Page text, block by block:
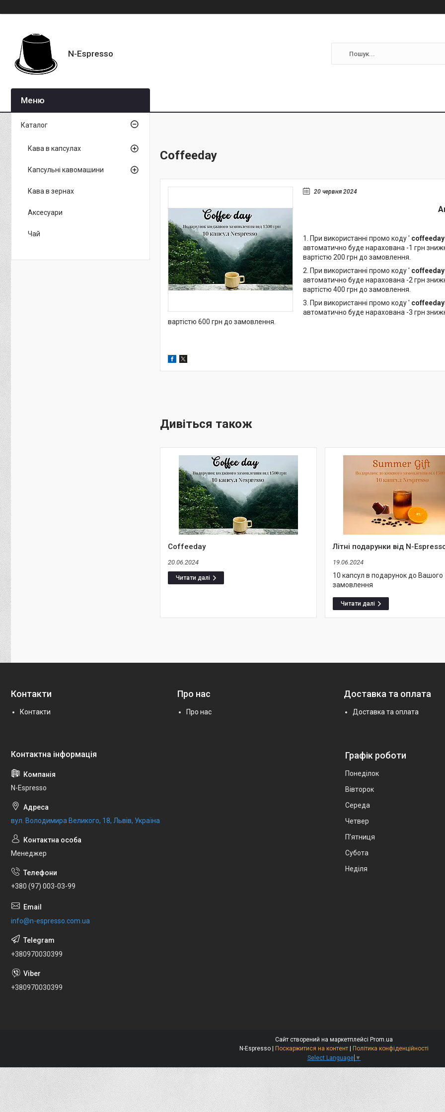
N-Espresso
Coffeeday
20 червня 2024
1. При використанні промо коду '
автоматично буде нарахована -1 грн
вартістю 200 грн до замовлення.
2. При використанні промо коду '
автоматично буде нарахована -2 грн
вартістю 400 грн до замовлення.
3. При використанні промо коду '
автоматично буде нарахована -3 грн
вартістю 600 грн до замовлення.
Coffeeday
20.06.2024
Літні подарунки від N-
19.06.2024
10 капсул в подарунок до Вашого
замовлення
Каталог
Кава в капсулах
Капсульні кавомашини
Кава в зернах
Аксесуари
Чай
Контакти
Контакти
Про нас
Про нас
Доставка та оплата
Доставка та оплата
N-Espresso
вул. Володимира Великого, 18, Львів, Україна
Менеджер
+380 (97) 003-03-99
info@n-espresso.com.ua
+380970030399
+380970030399
Графік роботи
Понеділок
Вівторок
Середа
Четвер
Пʼятниця
Субота
Неділя
Сайт створений на маркетплейсі Prom.ua
Поскаржитися на контент
Політика конфіденційності
Select Language ▼